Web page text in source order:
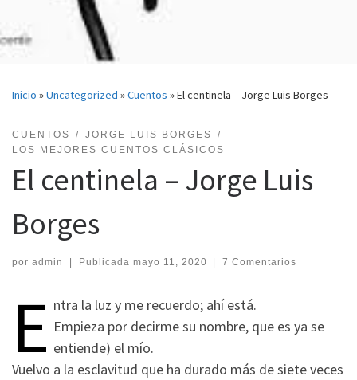
Inicio »Uncategorized »Cuentos »El centinela – Jorge Luis Borges
CUENTOS
JORGE LUIS BORGES
LOS MEJORES CUENTOS CLÁSICOS
El centinela – Jorge Luis
Borges
por admin Publicada mayo 11, 2020 7 Comentarios
E ntra la luz y me recuerdo; ahí está.
Empieza por decirme su nombre, que es ya se
entiende) el mío.
Vuelvo a la esclavitud que ha durado más de siete veces